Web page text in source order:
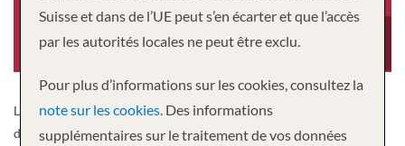
Année de construction
2018
Equipage
1,036
Lancé en décembre 2018, MS Nieuw Statendam, un navire jumeau
de Koningsdam et le deuxième de nos navires de la classe Pinnacle,
Suisse et dans de l’UE peut s’en écarter et que l’accès
par les autorités locales ne peut être exclu.
Pour plus d’informations sur les cookies, consultez la
note sur les cookies. Des informations
supplémentaires sur le traitement de vos données